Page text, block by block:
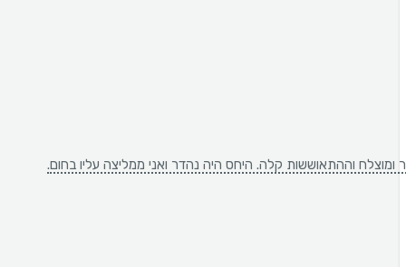
ומוצלח וההתאוששות קלה. היחס היה נהדר ואני ממליצה עליו בחום.